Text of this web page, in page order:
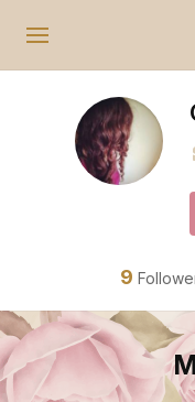
9